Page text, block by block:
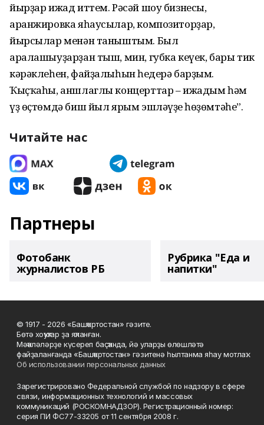
йырҙар ижад иттем. Рәсәй шоу бизнесы,
аранжировка яһаусылар, композиторҙар,
йырсылар менән таныштым. Был
аралашыуҙарҙан тыш, мин, губка кеүек, бары тик
кәрәклеһен, файҙалыһын һеңдерә барҙым.
Ҡыҫҡаһы, аншлаглы концерттар – ижадым һәм
үҙ өҫтөмдә биш йыл ярым эшләүҙең һөҙөмтәһе”.
Читайте нас
Партнеры
Фотобанк
журналистов РБ
Рубрика "Еда и
напитки"
© 1917 - 2026 «Башҡортостан» гәзите.
Бөтә хоҡуҡтар ҙа яҡланған.
Мәҡәләләрҙе күсереп баҫҡанда, йә уларҙы өлөшләтә
файҙаланғанда «Башҡортостан» гәзитенә һылтанма яһау мотлаҡ.
Об использовании персональных данных
Зарегистрировано Федеральной службой по надзору в сфере
связи, информационных технологий и массовых
коммуникаций (РОСКОМНАДЗОР). Регистрационный номер:
серия ПИ ФС77-33205 от 11 сентября 2008 г.